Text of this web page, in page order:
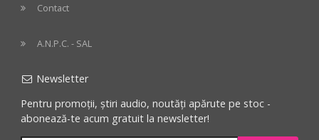
Contact
A.N.P.C. - SAL
Newsletter
Pentru promoții, știri audio, noutăți apărute pe stoc -
abonează-te acum gratuit la newsletter!